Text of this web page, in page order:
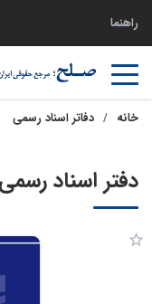
راهنما
خانه دفاتر اسناد رسمی
دفتر اسناد رسمی